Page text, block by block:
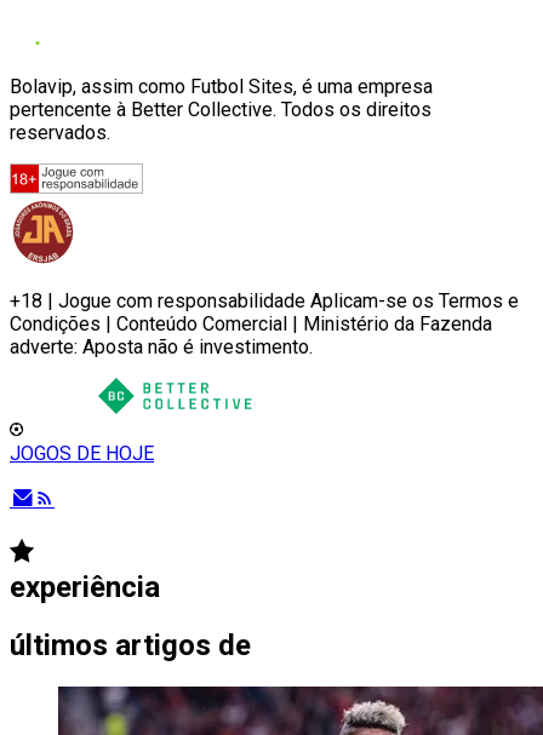
Bolavip, assim como Futbol Sites, é uma empresa
pertencente à Better Collective. Todos os direitos
reservados.
+18 | Jogue com responsabilidade Aplicam-se os Termos e
Condições | Conteúdo Comercial | Ministério da Fazenda
adverte: Aposta não é investimento.
JOGOS DE HOJE
experiência
últimos artigos de